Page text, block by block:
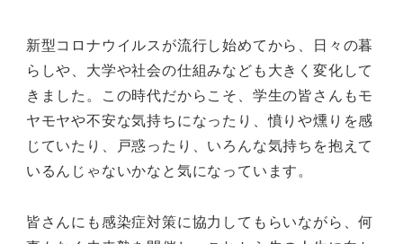
新型コロナウイルスが流行し始めてから、日々の暮
らしや、大学や社会の仕組みなども大きく変化して
きました。この時代だからこそ、学生の皆さんもモ
ヤモヤや不安な気持ちになったり、憤りや燻りを感
じていたり、戸惑ったり、いろんな気持ちを抱えて
いるんじゃないかなと気になっています。
皆さんにも感染症対策に協力してもらいながら、何